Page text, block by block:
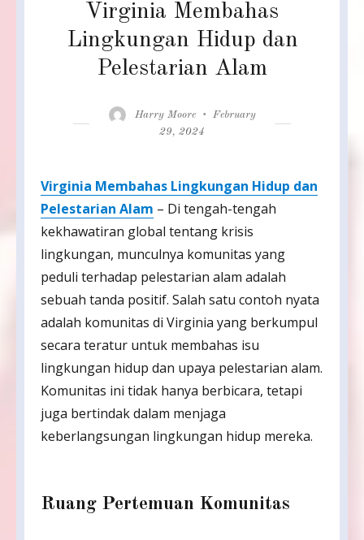
Virginia Membahas
Lingkungan Hidup dan
Pelestarian Alam
Author
Harry Moore
Posted
February
29, 2024
Virginia Membahas Lingkungan Hidup dan
Pelestarian Alam – Di tengah-tengah
kekhawatiran global tentang krisis
lingkungan, munculnya komunitas yang
peduli terhadap pelestarian alam adalah
sebuah tanda positif. Salah satu contoh nyata
adalah komunitas di Virginia yang berkumpul
secara teratur untuk membahas isu
lingkungan hidup dan upaya pelestarian alam.
Komunitas ini tidak hanya berbicara, tetapi
juga bertindak dalam menjaga
keberlangsungan lingkungan hidup mereka.
Ruang Pertemuan Komunitas